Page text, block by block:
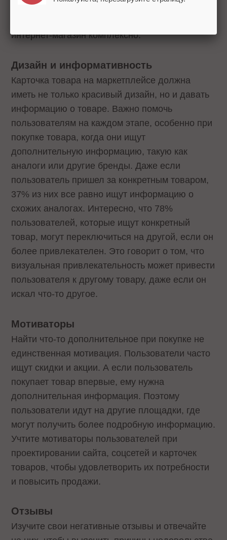
масштабирования бизнеса на другие
интернет-магазин комплексно.
Дизайн и информативность
Карточка товара на маркетплейсе должна
иметь не только красивый дизайн, но и давать
информацию о товаре. Важно помочь
пользователям на каждом этапе, особенно при
покупке товара, когда они ищут
дополнительную информацию, такую как
аналоги или другие бренды. Даже если
пользователь пришел за конкретным товаром,
37% из них все равно ищут информацию о
схожих аналогах. Интересно, что 78%
пользователей, которые ищут конкретный
товар, могут переключиться на другой, если он
более привлекателен. Это говорит о том, что
визуальная привлекательность может привести
пользователя к другому товару, даже если он
искал что-то другое.
Мотиваторы
Найти что-то дополнительное при покупке не
единственная мотивация. Пользователи часто
ищут скидки и акции. А если пользователь
покупает товар впервые, ему нужна
дополнительная информация. Поэтому
пользователи идут на другие площадки, где
могут получить более подробную информацию.
Учтите мотиваторы пользователей при
проектировании сайта, соцсетей и карточек
товаров, чтобы удовлетворить их потребности
и повысить продажи.
Отзывы
Изучите свои негативные отзывы и отвечайте